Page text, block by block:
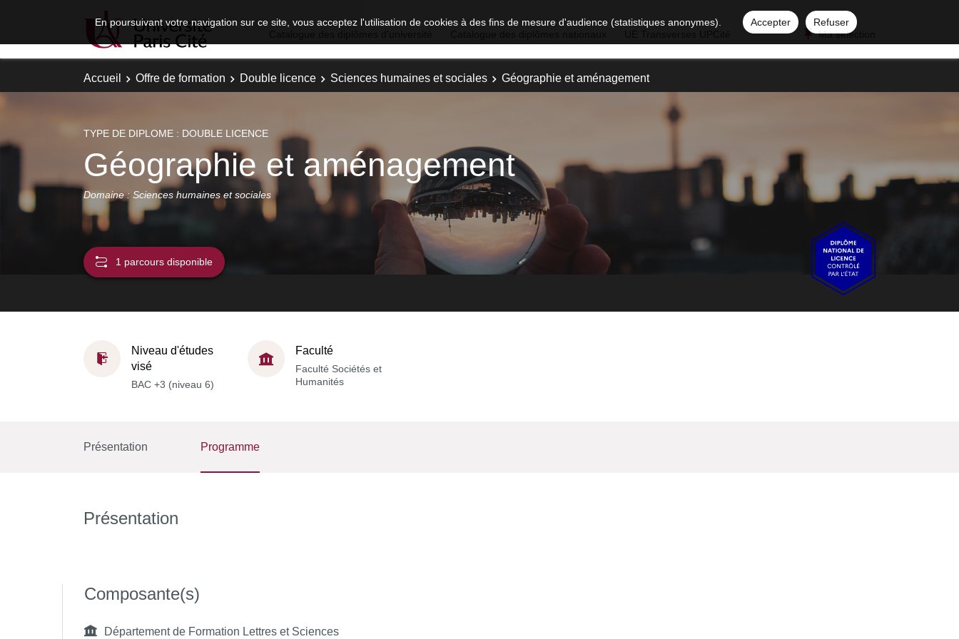
En poursuivant votre navigation sur ce site, vous acceptez l'utilisation de cookies à des fins de mesure d'audience (statistiques anonymes). Accepter
Refuser
Ma sélection
Accueil Offre de formation Double licence Sciences humaines et sociales Géographie et aménagement
TYPE DE DIPLOME : DOUBLE LICENCE
Géographie et aménagement
Domaine : Sciences humaines et sociales
1 parcours disponible
Niveau d'études
visé
BAC +3 (niveau 6)
Faculté
Faculté Sociétés et
Humanités
Présentation Programme
Présentation
Composante(s)
Département de Formation Lettres et Sciences